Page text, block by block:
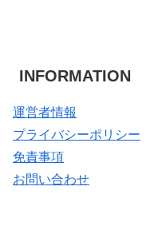
INFORMATION
運営者情報
プライバシーポリシー
免責事項
お問い合わせ